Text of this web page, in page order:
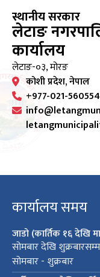
स्थानीय सरकार
लेटाङ
कार्यालय
लेटाङ-०३, मोरङ
कोशी प्रदेश, नेपाल
+977-021-
कार्यालय समय
जाडो (कार्तिक १६ देखि
सोमबार देखि शुक्रबारसम्म
सोमबार - शुक्रबार